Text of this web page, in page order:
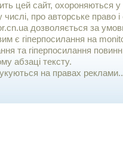
цей сайт, охороняються у
про авторське право і
дозволяється за
є гiперпосилання на
та гіперпосилання
абзаці тексту.
на правах реклами..